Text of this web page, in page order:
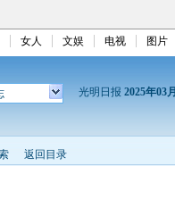
女人 文娱 电视 图片
光明日报 2025年03
返回目录